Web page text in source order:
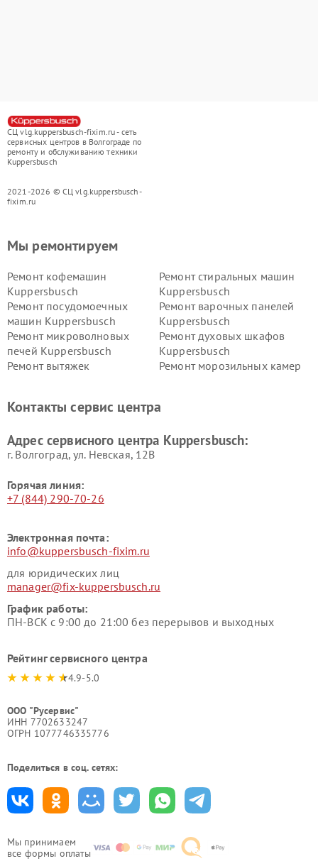
СЦ vlg.kuppersbusch-fixim.ru - сеть
сервисных центров в Волгограде по
ремонту и обслуживанию техники
Kuppersbusch
2021-2026 © СЦ vlg.kuppersbusch-
fixim.ru
Мы принимаем
все формы оплаты
Мы ремонтируем
Ремонт кофемашин
Kuppersbusch
Ремонт стиральных машин
Kuppersbusch
Ремонт посудомоечных
машин Kuppersbusch
Ремонт варочных панелей
Kuppersbusch
Ремонт микроволновых
печей Kuppersbusch
Ремонт духовых шкафов
Kuppersbusch
Ремонт вытяжек
Ремонт морозильных камер
Kuppersbusch
вакуумных упаковщиков
Ремонт сушильных машин Kuppersbusch
Контакты сервис центра
Адрес сервисного центра Kuppersbusch:
г. Волгоград, ул. Невская, 12В
Горячая линия:
+7 (844) 290-70-26
Электронная почта:
info@kuppersbusch-fixim.ru
для юридических лиц
manager@fix-kuppersbusch.ru
График работы:
ПН-ВСК с 9:00 до 21:00 без перерывов и выходных
Рейтинг сервисного центра
4.9-5.0
ООО "Русервис"
ИНН 7702633247
ОГРН 1077746335776
Поделиться в соц. сетях: